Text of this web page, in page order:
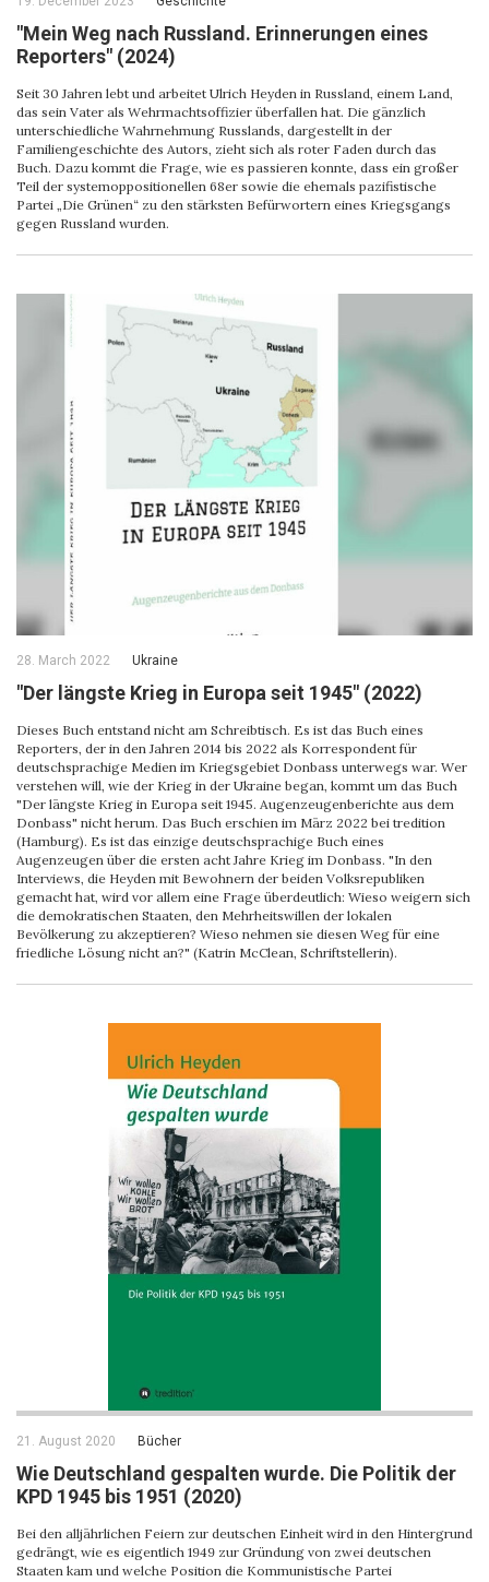
"Mein Weg nach Russland. Erinnerungen eines
Reporters" (2024)
Seit 30 Jahren lebt und arbeitet Ulrich Heyden in Russland, einem Land,
das sein Vater als Wehrmachtsoffizier überfallen hat. Die gänzlich
unterschiedliche Wahrnehmung Russlands, dargestellt in der
Familiengeschichte des Autors, zieht sich als roter Faden durch das
Buch. Dazu kommt die Frage, wie es passieren konnte, dass ein großer
Teil der systemoppositionellen 68er sowie die ehemals pazifistische
Partei „Die Grünen“ zu den stärksten Befürwortern eines Kriegsgangs
gegen Russland wurden.
28. March 2022 Ukraine
"Der längste Krieg in Europa seit 1945" (2022)
Dieses Buch entstand nicht am Schreibtisch. Es ist das Buch eines
Reporters, der in den Jahren 2014 bis 2022 als Korrespondent für
deutschsprachige Medien im Kriegsgebiet Donbass unterwegs war. Wer
verstehen will, wie der Krieg in der Ukraine began, kommt um das Buch
"Der längste Krieg in Europa seit 1945. Augenzeugenberichte aus dem
Donbass" nicht herum. Das Buch erschien im März 2022 bei tredition
(Hamburg). Es ist das einzige deutschsprachige Buch eines
Augenzeugen über die ersten acht Jahre Krieg im Donbass. "In den
Interviews, die Heyden mit Bewohnern der beiden Volksrepubliken
gemacht hat, wird vor allem eine Frage überdeutlich: Wieso weigern sich
die demokratischen Staaten, den Mehrheitswillen der lokalen
Bevölkerung zu akzeptieren? Wieso nehmen sie diesen Weg für eine
friedliche Lösung nicht an?" (Katrin McClean, Schriftstellerin).
21. August 2020 Bücher
Wie Deutschland gespalten wurde. Die Politik der
KPD 1945 bis 1951 (2020)
Bei den alljährlichen Feiern zur deutschen Einheit wird in den Hintergrund
gedrängt, wie es eigentlich 1949 zur Gründung von zwei deutschen
Staaten kam und welche Position die Kommunistische Partei